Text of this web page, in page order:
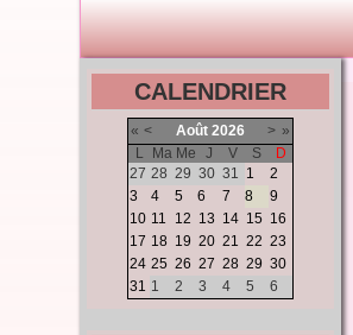
CALENDRIER
« < Août 2026 > »
L
Ma Me J V S
D
27 28 29 30 31 1
2
3
4 5 6 7 8
9
10 11 12 13 14 15 16
17 18 19 20 21 22 23
24 25 26 27 28 29 30
31 1 2 3 4 5 6